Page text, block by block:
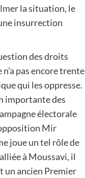
la situation, le
insurrection
des droits
pas encore trente
qui les oppresse.
importante des
électorale
Mir
joue un tel rôle de
à Moussavi, il
un ancien Premier